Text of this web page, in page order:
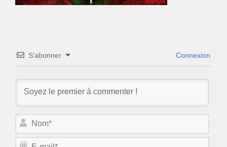
S’abonner Connexion
N
m
E